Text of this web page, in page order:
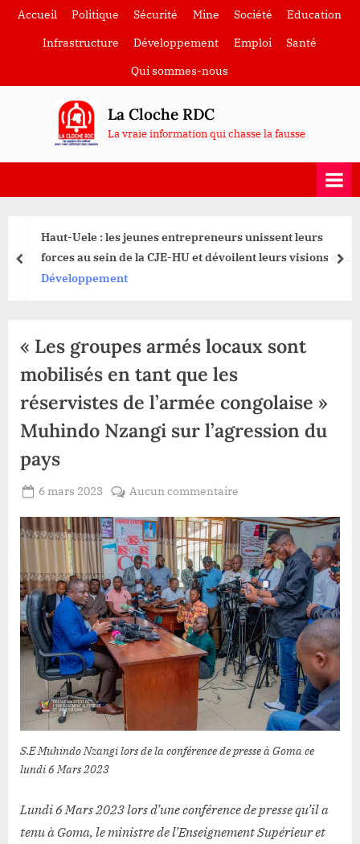
SkipAccueil Politique Sécurité Mine Société
Education
Infrastructure
Développement Emploi
Santé
Qui sommes-nous
La Cloche RDC
La vraie information qui chasse la fausse
Haut-Uele : les jeunes entrepreneurs unissent leurs
forces au sein de la CJE-HU et dévoilent leurs visions et
priorités.
Développement
prev
« Les groupes armés locaux sont
mobilisés en tant que les
réservistes de l’armée congolaise »
Muhindo Nzangi sur l’agression du
pays
Posted
6 mars 2023
Lacloche
Aucun commentaire
Les
groupes
armés
locaux
sont
mobilisés
en
tant
que
les
réservistes
de
l’armée
Muhindo
S.E Muhindo Nzangi lors de la conférence de presse à Goma ce
lundi 6 Mars 2023
Lundi 6 Mars 2023 lors d’une conférence de presse qu’il a
tenu à Goma, le ministre de l’Enseignement Supérieur et